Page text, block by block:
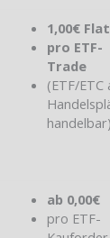
1,00€ Flat
pro ETF-
Trade
(ETF/
handelbar)
ab 0,00€
pro ETF-